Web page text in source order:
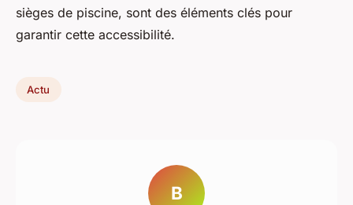
sièges de piscine, sont des éléments clés pour
garantir cette accessibilité.
Actu
B